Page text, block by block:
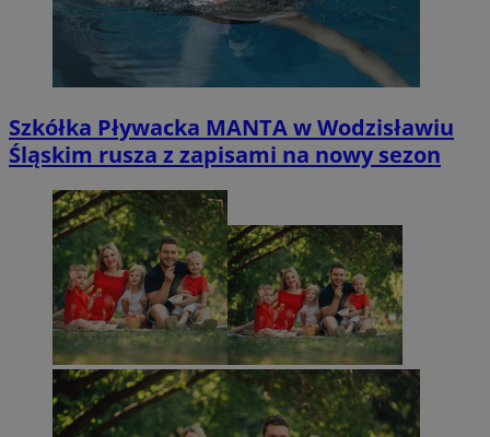
Szkółka Pływacka MANTA w Wodzisławiu
Śląskim rusza z zapisami na nowy sezon